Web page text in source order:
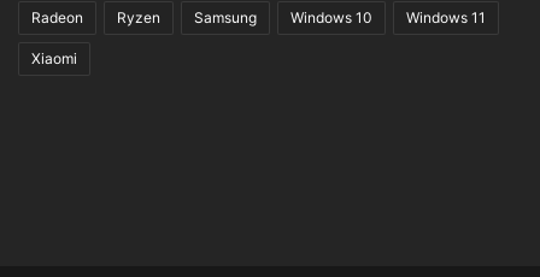
Radeon Ryzen Samsung Windows 10 Windows 11
Xiaomi